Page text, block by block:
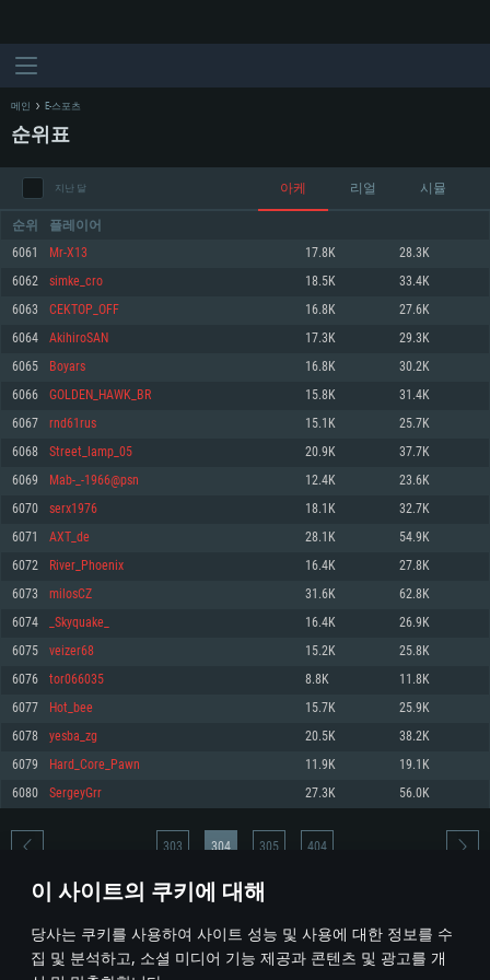
이 사이트의 쿠키에 대해
당사는 쿠키를 사용하여 사이트 성능 및 사용에 대한 정보를 수
집 및 분석하고, 소셜 미디어 기능 제공과 콘텐츠 및 광고를 개
시스템 요구사항
최소사양
운영체제: Windows 10 (64 bit)
프로세서: 2.2 GHz 듀얼코어 이상
메모리: 4GB
그래픽 카드: DirectX 11 이상을 지원하는 AMD Radeon 77XX / NVIDIA
GeForce GT 660. 최소 사양 해상도: 720p
네트워크: 브로드밴드 인터넷
여유 저장 공간: 22.1 GB (최소 클라이언트)
권장 사양
570 혹은 그 이상
여유 저장 공간: 62.2 GB (전체 클라이언트)
최소사양
운영체제: Mac OS Big Sur 11.0
프로세서: 최소 2.2 GHz의 Core i5 (Intel Xeon 은 지원하지 않습니다)
메모리: 6 GB
그래픽 카드: Metal 을 지원하는 Intel Iris Pro 5200 (Mac), 혹은 이와 비슷한 성
능을 가지는 Mac 버전의 AMD/Nvidia. 최소 해상도: 720p
네트워크: 브로드밴드 인터넷
여유 저장 공간: 22.1 GB (최소 클라이언트)
권장 사양
네트워크: 브로드밴드 인터넷
여유 저장 공간: 62.2 GB (전체 클라이언트)
최소사양
운영체제: 64bit Linux 중 최신 버전
프로세서: 2.4 GHz 듀얼코어
메모리: 4 GB
그래픽 카드: Vulkan 을 지원하고, 최신 그래픽 드라이버를 지원하는 NVIDIA
660 (6개월 미만) 혹은 그와 동급의 성능을 가지며 최신 그래픽 드라이버를 지
원하는 AMD (6개월 미만; 최소사양 지원 해상도 720p)
네트워크: 브로드밴드 인터넷
여유 저장 공간: 22.1 GB (최소 클라이언트)
권장 사양
운영체제: Ubuntu 20.04 64bit
프로세서: Intel Core i7
메모리: 16 GB
그래픽 카드: Vulkan 을 지원하고, 최신 그래픽 드라이버를 지원하는 NVIDIA
1060 (6개월 미만) 혹은 그와 동급의 성능을 가지며 최신 그래픽 드라이버를
지원하는 AMD RX 570 (6개월 미만; 최소사양 지원 해상도 720p) 이상
여유 저장 공간: 62.2 GB (전체 클라이언트)
메인 E-스포츠
순위표
지난 달 아케 리얼 시뮬
순위 플레이어
6061 Mr-X13 17.8K 28.3K
6062 simke_cro 18.5K 33.4K
6063 CEKTOP_OFF 16.8K 27.6K
6064 AkihiroSAN 17.3K 29.3K
6065 Boyars 16.8K 30.2K
6066 GOLDEN_HAWK_BR 15.8K 31.4K
6067 rnd61rus 15.1K 25.7K
6068 Street_lamp_05 20.9K 37.7K
6069 Mab-_-1966@psn 12.4K 23.6K
6070 serx1976 18.1K 32.7K
6071 AXT_de 28.1K 54.9K
6072 River_Phoenix 16.4K 27.8K
6073 milosCZ 31.6K 62.8K
6074 _Skyquake_ 16.4K 26.9K
6075 veizer68 15.2K 25.8K
6076 tor066035 8.8K 11.8K
6077 Hot_bee 15.7K 25.9K
6078 yesba_zg 20.5K 38.2K
6079 Hard_Core_Pawn 11.9K 19.1K
6080 SergeyGrr 27.3K 56.0K
* 순위표는 매일 1회 갱신됩니다
303 304 305 404